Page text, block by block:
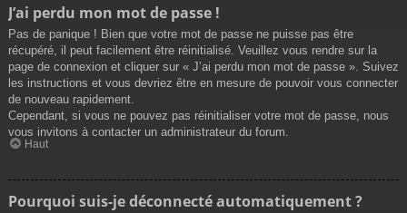
J’ai perdu mon mot de passe !
Pas de panique ! Bien que votre mot de passe ne puisse pas être
récupéré, il peut facilement être réinitialisé. Veuillez vous rendre sur la
page de connexion et cliquer sur « J’ai perdu mon mot de passe ». Suivez
les instructions et vous devriez être en mesure de pouvoir vous connecter
de nouveau rapidement.
Cependant, si vous ne pouvez pas réinitialiser votre mot de passe, nous
vous invitons à contacter un administrateur du forum.
Haut
Pourquoi suis-je déconnecté automatiquement ?